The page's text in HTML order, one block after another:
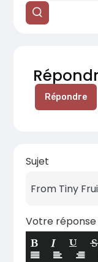
Répondre
Sujet
Votre réponse